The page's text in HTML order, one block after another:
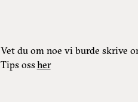
Vet du om noe vi burde skrive
Tips ossher